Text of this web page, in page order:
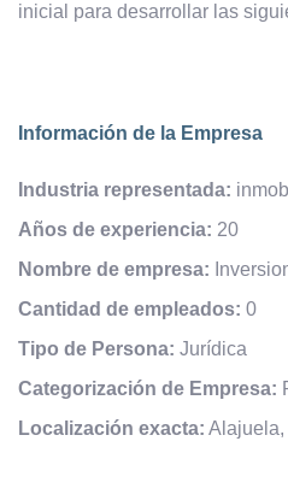
inicial para desarrollar las
Información de la Empresa
Industria representada:
Años de experiencia: 20
Nombre de empresa:
Cantidad de empleados: 0
Tipo de Persona: Jurídica
Categorización de Empresa:
Localización exacta: Alajuela,